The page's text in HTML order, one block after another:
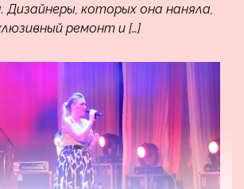
Дизайнеры, которых она наняла,
ремонт и […]